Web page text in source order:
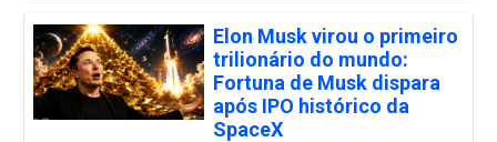
Elon Musk virou o primeiro
trilionário do mundo:
Fortuna de Musk dispara
após IPO histórico da
SpaceX